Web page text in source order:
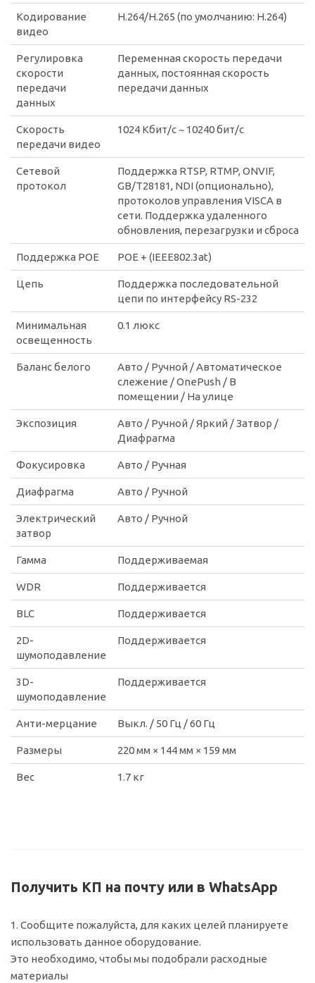
Кодирование
видео
H.264/H.265 (по умолчанию: H.264)
Регулировка
скорости
передачи
данных
Переменная скорость передачи
данных, постоянная скорость
передачи данных
Скорость
передачи видео
1024 Кбит/с ~ 10240 бит/с
Сетевой
протокол
Поддержка RTSP, RTMP, ONVIF,
GB/T28181, NDI (опционально),
протоколов управления VISCA в
сети. Поддержка удаленного
обновления, перезагрузки и сброса
Поддержка POE POE + (IEEE802.3at)
Цепь
Поддержка последовательной
цепи по интерфейсу RS-232
Минимальная
освещенность
0.1 люкс
Баланс белого
Авто / Ручной / Автоматическое
слежение / OnePush / В
помещении / На улице
Экспозиция
Авто / Ручной / Яркий / Затвор /
Диафрагма
Фокусировка Авто / Ручная
Диафрагма Авто / Ручной
Электрический
затвор
Авто / Ручной
Гамма Поддерживаемая
WDR Поддерживается
BLC Поддерживается
2D-
шумоподавление
Поддерживается
3D-
шумоподавление
Поддерживается
Анти-мерцание Выкл. / 50 Гц / 60 Гц
Размеры 220 мм × 144 мм × 159 мм
Вес 1.7 кг
Получить КП на почту или в WhatsApp
1. Сообщите пожалуйста, для каких целей планируете
использовать данное оборудование.
Это необходимо, чтобы мы подобрали расходные
материалы